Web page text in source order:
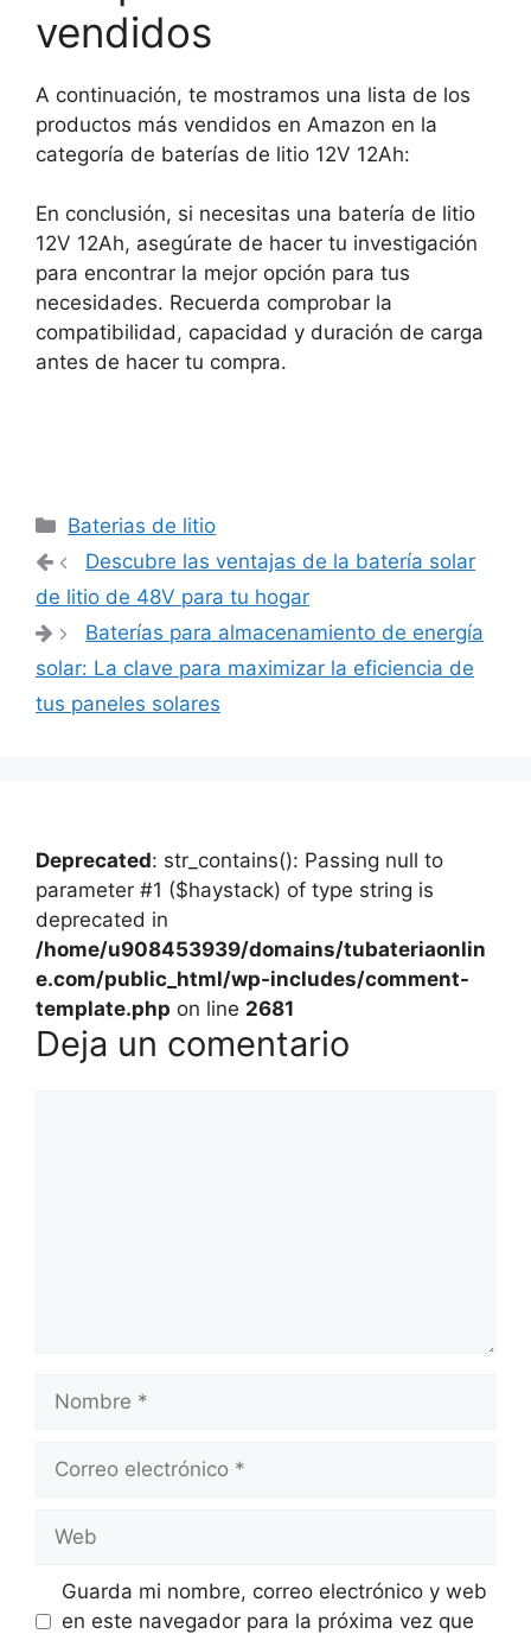
vendidos
A continuación, te mostramos una lista de los
productos más vendidos en Amazon en la
categoría de baterías de litio 12V 12Ah:
En conclusión, si necesitas una batería de litio
12V 12Ah, asegúrate de hacer tu investigación
para encontrar la mejor opción para tus
necesidades. Recuerda comprobar la
compatibilidad, capacidad y duración de carga
antes de hacer tu compra.
Categorías
Baterias de litio
Navegación
de
Descubre las ventajas de la batería solar
de litio de 48V para tu hogar
Baterías para almacenamiento de energía
solar: La clave para maximizar la eficiencia de
tus paneles solares
Deprecated: str_contains(): Passing null to
parameter #1 ($haystack) of type string is
deprecated in
/home/u908453939/domains/tubateriaonlin
e.com/public_html/wp-includes/comment-
template.php on line 2681
Deja un comentario
electrónico
Guarda mi nombre, correo electrónico y web
en este navegador para la próxima vez que